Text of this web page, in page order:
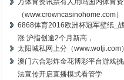
万体育资讯票有人用吗国内体育
（www.crowncasinohome.com）
6868体育2016欧洲杯冠军壁纸_
涨 沪指创逾2个月新高，
太阳城私网上分（www.wotji.com）
澳门六合彩炸金花博彩平台游戏
法宣传开启直播模式看管学